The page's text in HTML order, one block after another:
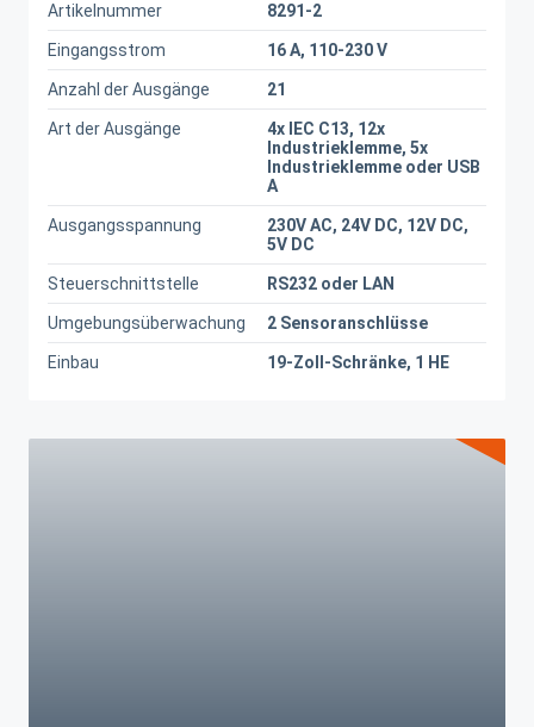
Artikelnummer 8291-2
Eingangsstrom 16 A, 110-230 V
Anzahl der Ausgänge 21
Art der Ausgänge
4x IEC C13, 12x
Industrieklemme, 5x
Industrieklemme oder USB
A
Ausgangsspannung
230V AC, 24V DC, 12V DC,
5V DC
Steuerschnittstelle RS232 oder LAN
Umgebungsüberwachung 2 Sensoranschlüsse
Einbau 19-Zoll-Schränke, 1 HE